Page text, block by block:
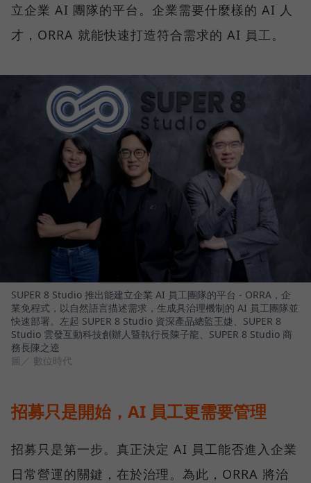
立企業 AI 團隊的平台。企業需要什麼樣的 AI 人
才，ORRA 就能快速打造符合需求的 AI 員工。
SUPER 8 Studio 推出能建立企業 AI 員工團隊的平台 - ORRA，企
業免程式，以自然語言描述需求，生成具治理機制的 AI 員工團隊並
快速部署。左起 SUPER 8 Studio 資深產品總監王婕、SUPER 8
Studio 雲發互動科技創辦人暨執行長陳子龍、SUPER 8 Studio 商
務長陳之逵
圖／ 數位時代
招募只是開始，AI 員工更需要管理
招募只是第一步。真正決定 AI 員工能否進入企業
日常營運的關鍵，在於治理。為此，ORRA 將治